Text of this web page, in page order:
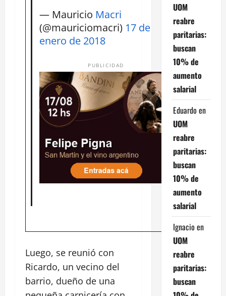
— Mauricio Macri
(@mauriciomacri) 17 de
enero de 2018
PUBLICIDAD
Luego, se reunió con
Ricardo, un vecino del
barrio, dueño de una
UOM
reabre
paritarias:
buscan
10% de
aumento
salarial
Eduardo en
UOM
reabre
paritarias:
buscan
10% de
aumento
salarial
Ignacio en
UOM
reabre
paritarias:
buscan